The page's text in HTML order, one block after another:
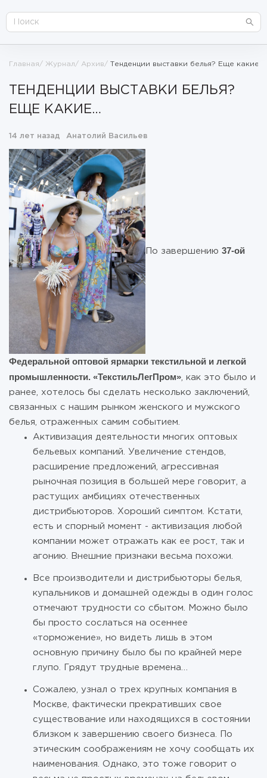
Главная Журнал Архив Тенденции выставки белья? Еще какие…
ТЕНДЕНЦИИ ВЫСТАВКИ БЕЛЬЯ?
ЕЩЕ КАКИЕ…
14 лет назад Анатолий Васильев
По завершению 37-ой
Федеральной оптовой ярмарки текстильной и легкой
промышленности. «ТекстильЛегПром» , как это было и
ранее, хотелось бы сделать несколько заключений,
связанных с нашим рынком женского и мужского
белья, отраженных самим событием.
Активизация деятельности многих оптовых
бельевых компаний. Увеличение стендов,
расширение предложений, агрессивная
рыночная позиция в большей мере говорит, а
растущих амбициях отечественных
дистрибьюторов. Хороший симптом. Кстати,
есть и спорный момент - активизация любой
компании может отражать как ее рост, так и
агонию. Внешние признаки весьма похожи.
Все производители и дистрибьюторы белья,
купальников и домашней одежды в один голос
отмечают трудности со сбытом. Можно было
бы просто сослаться на осеннее
«торможение», но видеть лишь в этом
основную причину было бы по крайней мере
глупо. Грядут трудные времена…
Сожалею, узнал о трех крупных компания в
Москве, фактически прекративших свое
существование или находящихся в состоянии
близком к завершению своего бизнеса. По
этическим соображениям не хочу сообщать их
наименования. Однако, это тоже говорит о